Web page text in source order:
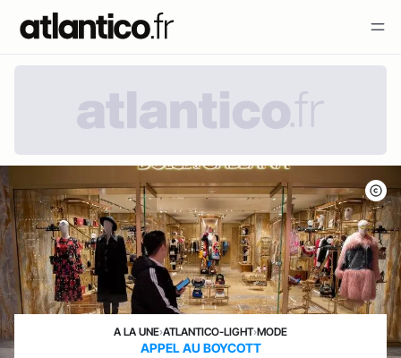
A LA UNE›ATLANTICO-LIGHT›MODE
APPEL AU BOYCOTT